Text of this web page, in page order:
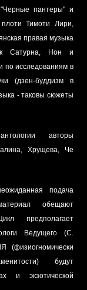
пантеры" и
Тимоти Лири,
правая музыка
Сатурна, Нон и
по исследованиям в
(дзен-буддизм в
- таковы сюжеты
авторы
Хрущева, Че
подача
обещают
предполагает
Ведущего (С.
будут
и экзотической